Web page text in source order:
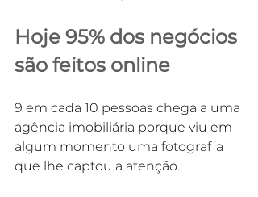
Hoje 95% dos negócios
são feitos online
9 em cada 10 pessoas chega a uma
agência imobiliária porque viu em
algum momento uma fotografia
que lhe captou a atenção.